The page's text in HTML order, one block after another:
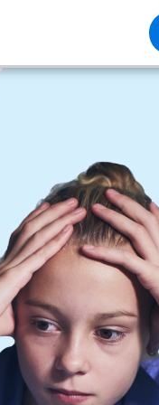
y
Hoạt
động
Đào sâu về
hành vi và
thực hành
xây dựng kỹ